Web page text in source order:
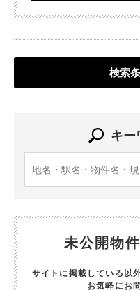
検索
キー
未公開物
サイトに掲載している以
お気軽にお